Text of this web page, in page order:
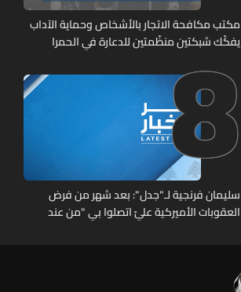
مكتب مكافحة الاتجار بالأشخاص وحماية الآداب
يفكّك شبكتين منظّمتين للدعارة في الحمرا
8
سليمان فرنجية لـ"جدل": بعد شهر من فرض
العقوبات الأميركية عليّ اتصلوا بي "من عند